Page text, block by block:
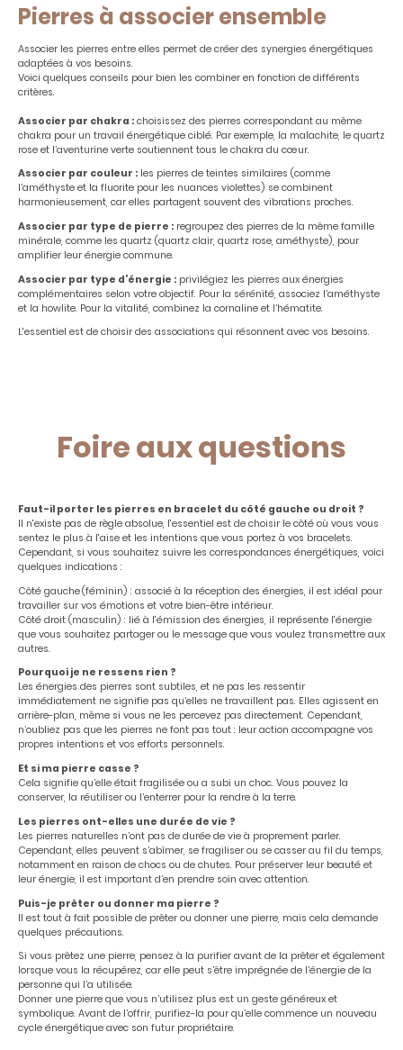
Pierres à associer ensemble
Associer les pierres entre elles permet de créer des synergies énergétiques
adaptées à vos besoins.
Voici quelques conseils pour bien les combiner en fonction de différents
critères.
Associer par chakra : choisissez des pierres correspondant au même
chakra pour un travail énergétique ciblé. Par exemple, la malachite, le quartz
rose et l’aventurine verte soutiennent tous le chakra du cœur.
Associer par couleur : les pierres de teintes similaires (comme
l’améthyste et la fluorite pour les nuances violettes) se combinent
harmonieusement, car elles partagent souvent des vibrations proches.
Associer par type de pierre : regroupez des pierres de la même famille
minérale, comme les quartz (quartz clair, quartz rose, améthyste), pour
amplifier leur énergie commune.
Associer par type d’énergie : privilégiez les pierres aux énergies
complémentaires selon votre objectif. Pour la sérénité, associez l’améthyste
et la howlite. Pour la vitalité, combinez la cornaline et l’hématite.
L'essentiel est de choisir des associations qui résonnent avec vos besoins.
Foire aux questions
Faut-il porter les pierres en bracelet du côté gauche ou droit ?
Il n'existe pas de règle absolue, l'essentiel est de choisir le côté où vous vous
sentez le plus à l'aise et les intentions que vous portez à vos bracelets.
Cependant, si vous souhaitez suivre les correspondances énergétiques, voici
quelques indications :
Côté gauche(féminin) : associé à la réception des énergies, il est idéal pour
travailler sur vos émotions et votre bien-être intérieur.
Côté droit (masculin) : lié à l'émission des énergies, il représente l'énergie
que vous souhaitez partager ou le message que vous voulez transmettre aux
autres.
Pourquoi je ne ressens rien ?
Les énergies des pierres sont subtiles, et ne pas les ressentir
immédiatement ne signifie pas qu’elles ne travaillent pas. Elles agissent en
arrière-plan, même si vous ne les percevez pas directement. Cependant,
n’oubliez pas que les pierres ne font pas tout : leur action accompagne vos
propres intentions et vos efforts personnels.
Et si ma pierre casse ?
Cela signifie qu’elle était fragilisée ou a subi un choc. Vous pouvez la
conserver, la réutiliser ou l’enterrer pour la rendre à la terre.
Les pierres ont-elles une durée de vie ?
Les pierres naturelles n’ont pas de durée de vie à proprement parler.
Cependant, elles peuvent s’abîmer, se fragiliser ou se casser au fil du temps,
notamment en raison de chocs ou de chutes. Pour préserver leur beauté et
leur énergie, il est important d’en prendre soin avec attention.
Puis-je prêter ou donner ma pierre ?
Il est tout à fait possible de prêter ou donner une pierre, mais cela demande
quelques précautions.
Si vous prêtez une pierre, pensez à la purifier avant de la prêter et également
lorsque vous la récupérez, car elle peut s’être imprégnée de l’énergie de la
personne qui l’a utilisée.
Donner une pierre que vous n’utilisez plus est un geste généreux et
symbolique. Avant de l’offrir, purifiez-la pour qu’elle commence un nouveau
cycle énergétique avec son futur propriétaire.